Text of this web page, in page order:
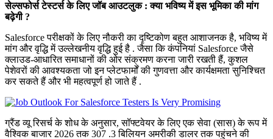
सेल्सफोर्स टेस्टर्स के लिए जॉब आउटलुक : क्या भविष्य में इस भूमिका की मांग
बढ़ेगी ?
Salesforce परीक्षकों के लिए नौकरी का दृष्टिकोण बहुत आशाजनक है, भविष्य में
मांग और वृद्धि में उल्लेखनीय वृद्धि हुई है . जैसा कि कंपनियां Salesforce जैसे
क्लाउड-आधारित समाधानों की ओर संक्रमण करना जारी रखती हैं, कुशल
पेशेवरों की आवश्यकता जो इन प्लेटफार्मों की गुणवत्ता और कार्यक्षमता सुनिश्चित
कर सकते हैं और भी महत्वपूर्ण हो जाते हैं .
ग्रैंड व्यू रिसर्च के शोध के अनुसार, सॉफ्टवेयर के लिए एक सेवा (सास) के रूप में
वैश्विक बाजार 2026 तक 307 .3 बिलियन अमरीकी डालर तक पहुंचने की